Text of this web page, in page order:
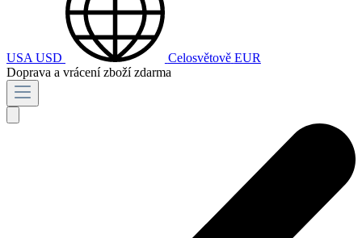
USA USD Celosvětově EUR
Doprava a vrácení zboží zdarma